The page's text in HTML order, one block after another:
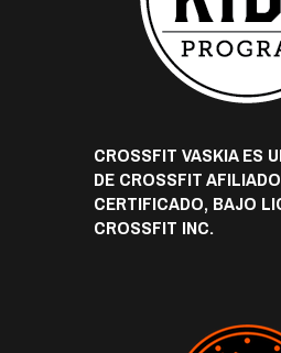
CROSSFIT VASKIA ES
DE CROSSFIT
CERTIFICADO, BAJO
CROSSFIT INC.